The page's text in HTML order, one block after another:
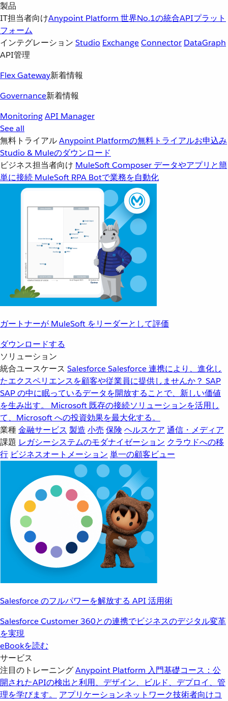
製品
IT担当者向けAnypoint Platform 世界No.1の統合APIプラット
フォーム
インテグレーション Studio ExchangeConnector DataGraph
API管理
Flex Gateway新着情報
Governance新着情報
MonitoringAPI Manager
See all
無料トライアルAnypoint Platformの無料トライアルお申込み
Studio & Muleのダウンロード
ビジネス担当者向け MuleSoft Composer データやアプリと簡
単に接続 MuleSoft RPA Botで業務を自動化
ガートナーが MuleSoft をリーダーとして評価
ダウンロードする
ソリューション
統合ユースケース SalesforceSalesforce 連携により、進化し
たエクスペリエンスを顧客や従業員に提供しませんか？ SAP
SAP の中に眠っているデータを開放することで、新しい価値
を生み出す。
Microsoft 既存の接続ソリューションを活用し
て、Microsoft への投資効果を最大化する。
業種金融サービス 製造 小売 保険 ヘルスケア 通信・メディア
課題 レガシーシステムのモダナイゼーション クラウドへの移
行 ビジネスオートメーション 単一の顧客ビュー
Salesforce のフルパワーを解放する API 活用術
Salesforce Customer 360との連携でビジネスのデジタル変革
を実現
eBookを読む
サービス
注目のトレーニングAnypoint Platform 入門基礎コース：公
開されたAPIの検出と利用、デザイン、ビルド、デプロイ、管
理を学びます。
アプリケーションネットワーク技術者向けコ